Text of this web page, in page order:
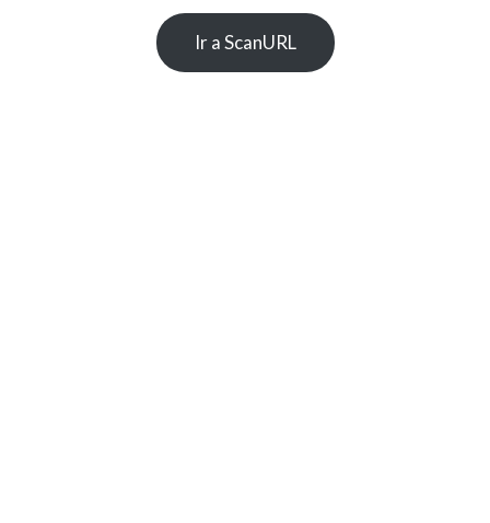
Ir a ScanURL